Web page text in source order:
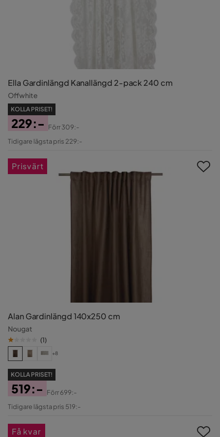
Ella Gardinlängd Kanallängd 2-pack 240 cm
Offwhite
KOLLA PRISET!
Pris
229:-
Original
Förr309:-
Tidigare lägsta pris 229:-
Alan Gardinlängd 140x250 cm
Nougat
(1)
+8
KOLLA PRISET!
Pris
519:-
Original
Förr699:-
Tidigare lägsta pris 519:-
Prisvärt
Få kvar